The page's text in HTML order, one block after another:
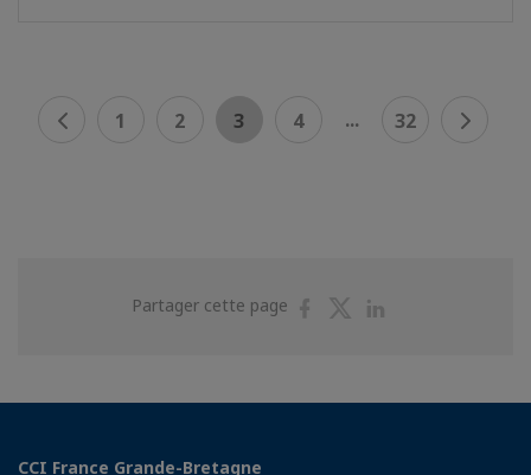
1 2 3 4 ... 32
Partager cette page
PartagerPartager
CCI France Grande-Bretagne